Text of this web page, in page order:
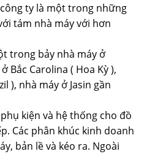
ty là một trong những
tám nhà máy với hơn
trong bảy nhà máy ở
Bắc Carolina ( Hoa Kỳ ),
), nhà máy ở Jasin gần
kiện và hệ thống cho đồ
Các phân khúc kinh doanh
bản lề và kéo ra. Ngoài